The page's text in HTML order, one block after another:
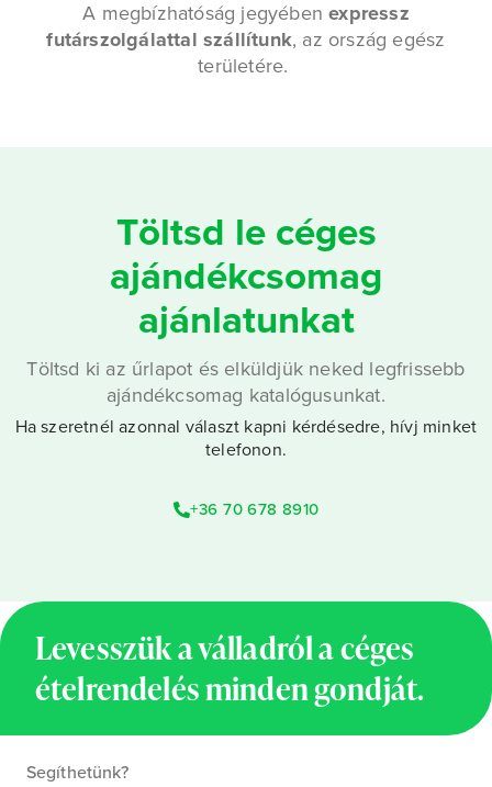
A megbízhatóság jegyébenexpressz
futárszolgálattal szállítunk, az ország egész
területére.
Töltsd le céges
ajándékcsomag
ajánlatunkat
Töltsd ki az űrlapot és elküldjük neked legfrissebb
ajándékcsomag katalógusunkat.
Ha szeretnél azonnal választ kapni kérdésedre, hívj minket
telefonon.
+36 70 678 8910
Levesszük a válladról a céges
ételrendelés minden gondját.
Segíthetünk?